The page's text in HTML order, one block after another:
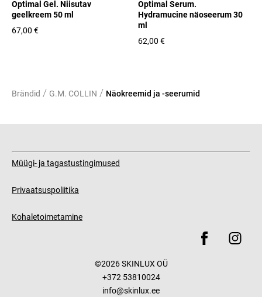
Optimal Gel. Niisutav
geelkreem 50 ml
67,00 €
Optimal Serum.
Hydramucine näoseerum 30
ml
62,00 €
Brändid / G.M. COLLIN / Näokreemid ja -seerumid
Müügi- ja tagastustingimused
Privaatsuspoliitika
Kohaletoimetamine
©2026 SKINLUX OÜ
+372 53810024
info@skinlux.ee